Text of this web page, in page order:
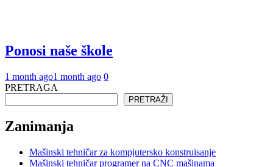
Ponosi naše škole
1 month ago1 month ago 0
PRETRAGA
PRETRAŽI
Zanimanja
Mašinski tehničar za kompjutersko konstruisanje
Mašinski tehničar programer na CNC mašinama